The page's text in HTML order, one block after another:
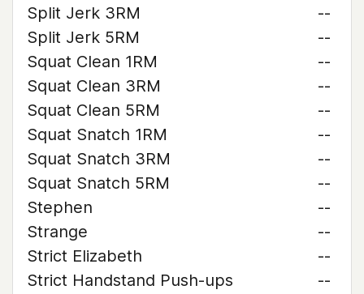
Split Jerk 3RM
--
Split Jerk 5RM
--
Squat Clean 1RM
--
Squat Clean 3RM
--
Squat Clean 5RM
--
Squat Snatch 1RM
--
Squat Snatch 3RM
--
Squat Snatch 5RM
--
Stephen
--
Strange
--
Strict Elizabeth
--
Strict Handstand Push-ups
--